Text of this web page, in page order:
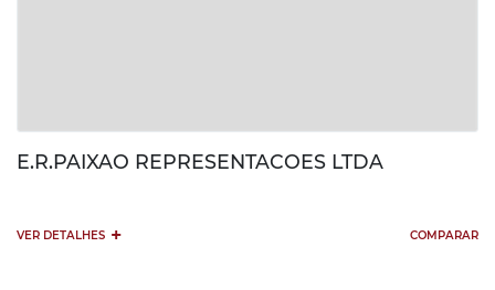
E.R.PAIXAO REPRESENTACOES LTDA
VER DETALHES + COMPARAR